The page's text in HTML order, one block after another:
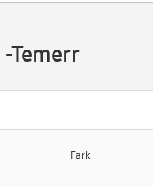
Temerr
Fark